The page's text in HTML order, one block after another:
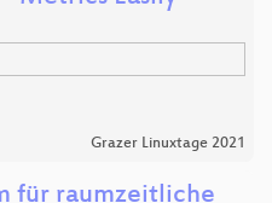
Grazer Linuxtage 2021
für raumzeitliche